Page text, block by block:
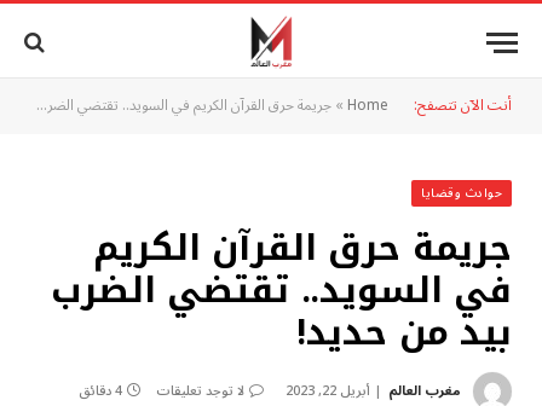
أنت الآن تتصفح: Home
»جريمة حرق القرآن الكريم في السويد.. تقتضي الضرب بيد من حديد!
حوادث وقضايا
جريمة حرق القرآن الكريم
في السويد.. تقتضي الضرب
بيد من حديد!
مغرب العالم أبريل 22, 2023 لا توجد تعليقات 4 دقائق